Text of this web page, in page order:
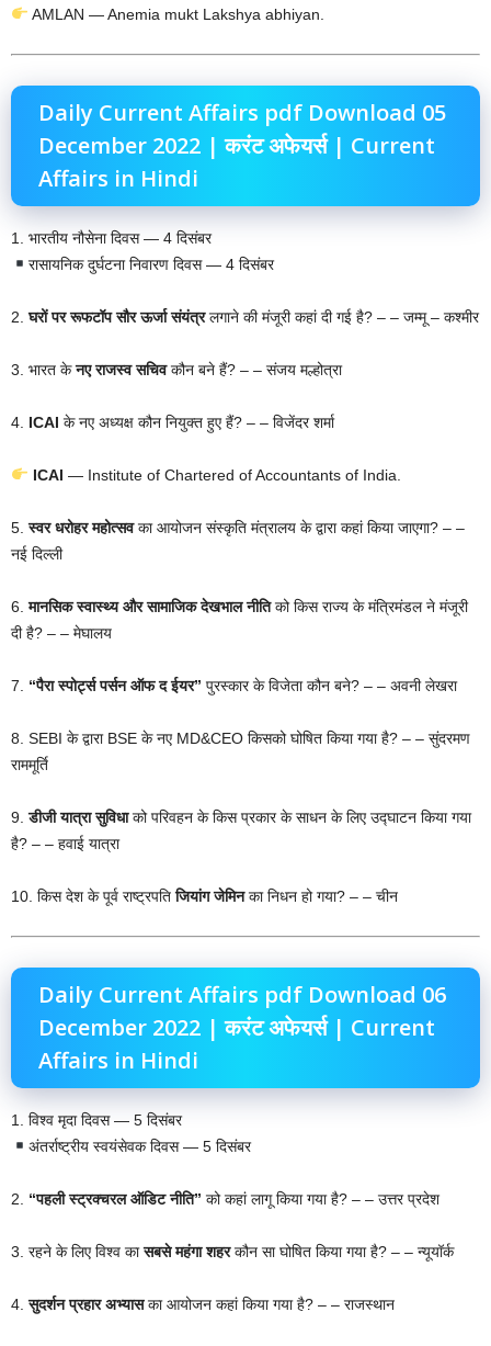
AMLAN — Anemia mukt Lakshya abhiyan.
Daily Current Affairs pdf Download 05
December 2022 | करंट अफेयर्स | Current
Affairs in Hindi
1. भारतीय नौसेना दिवस — 4 दिसंबर
रासायनिक दुर्घटना निवारण दिवस — 4 दिसंबर
2.घरों पर रूफटॉप सौर ऊर्जा संयंत्रलगाने की मंजूरी कहां दी गई है? – – जम्मू – कश्मीर
3. भारत केनए राजस्व सचिवकौन बने हैं? – – संजय मल्होत्रा
4. ICAI के नए अध्यक्ष कौन नियुक्त हुए हैं? – – विजेंदर शर्मा
ICAI — Institute of Chartered of Accountants of India.
5.स्वर धरोहर महोत्सवका आयोजन संस्कृति मंत्रालय के द्वारा कहां किया जाएगा? – –
नई दिल्ली
6.मानसिक स्वास्थ्य और सामाजिक देखभाल नीतिको किस राज्य के मंत्रिमंडल ने मंजूरी
दी है? – – मेघालय
7. “पैरा स्पोर्ट्स पर्सन ऑफ द ईयर” पुरस्कार के विजेता कौन बने? – – अवनी लेखरा
8. SEBI के द्वारा BSE के नए MD&CEO किसको घोषित किया गया है? – – सुंदरमण
राममूर्ति
9.डीजी यात्रा सुविधाको परिवहन के किस प्रकार के साधन के लिए उद्घाटन किया गया
है? – – हवाई यात्रा
10. किस देश के पूर्व राष्ट्रपतिजियांग जेमिनका निधन हो गया? – – चीन
Daily Current Affairs pdf Download 06
December 2022 | करंट अफेयर्स | Current
Affairs in Hindi
1. विश्व मृदा दिवस — 5 दिसंबर
अंतर्राष्ट्रीय स्वयंसेवक दिवस — 5 दिसंबर
2. “पहली स्ट्रक्चरल ऑडिट नीति” को कहां लागू किया गया है? – – उत्तर प्रदेश
3. रहने के लिए विश्व कासबसे महंगा शहरकौन सा घोषित किया गया है? – – न्यूयॉर्क
4.सुदर्शन प्रहार अभ्यासका आयोजन कहां किया गया है? – – राजस्थान